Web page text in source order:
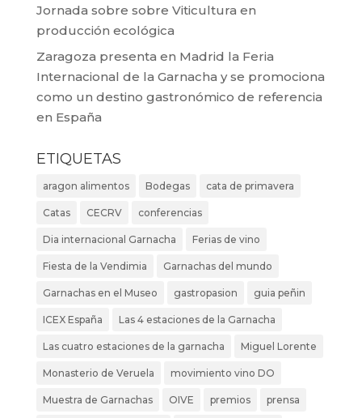
Jornada sobre sobre Viticultura en
producción ecológica
Zaragoza presenta en Madrid la Feria
Internacional de la Garnacha y se promociona
como un destino gastronómico de referencia
en España
ETIQUETAS
aragon alimentos Bodegas cata de primavera
Catas CECRV conferencias
Dia internacional Garnacha Ferias de vino
Fiesta de la Vendimia Garnachas del mundo
Garnachas en el Museo gastropasion guia peñin
ICEX España Las 4 estaciones de la Garnacha
Las cuatro estaciones de la garnacha Miguel Lorente
Monasterio de Veruela movimiento vino DO
Muestra de Garnachas OIVE premios prensa